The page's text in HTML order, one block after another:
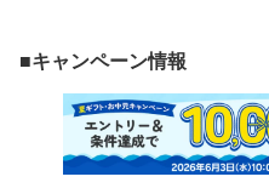
■キャンペーン情報